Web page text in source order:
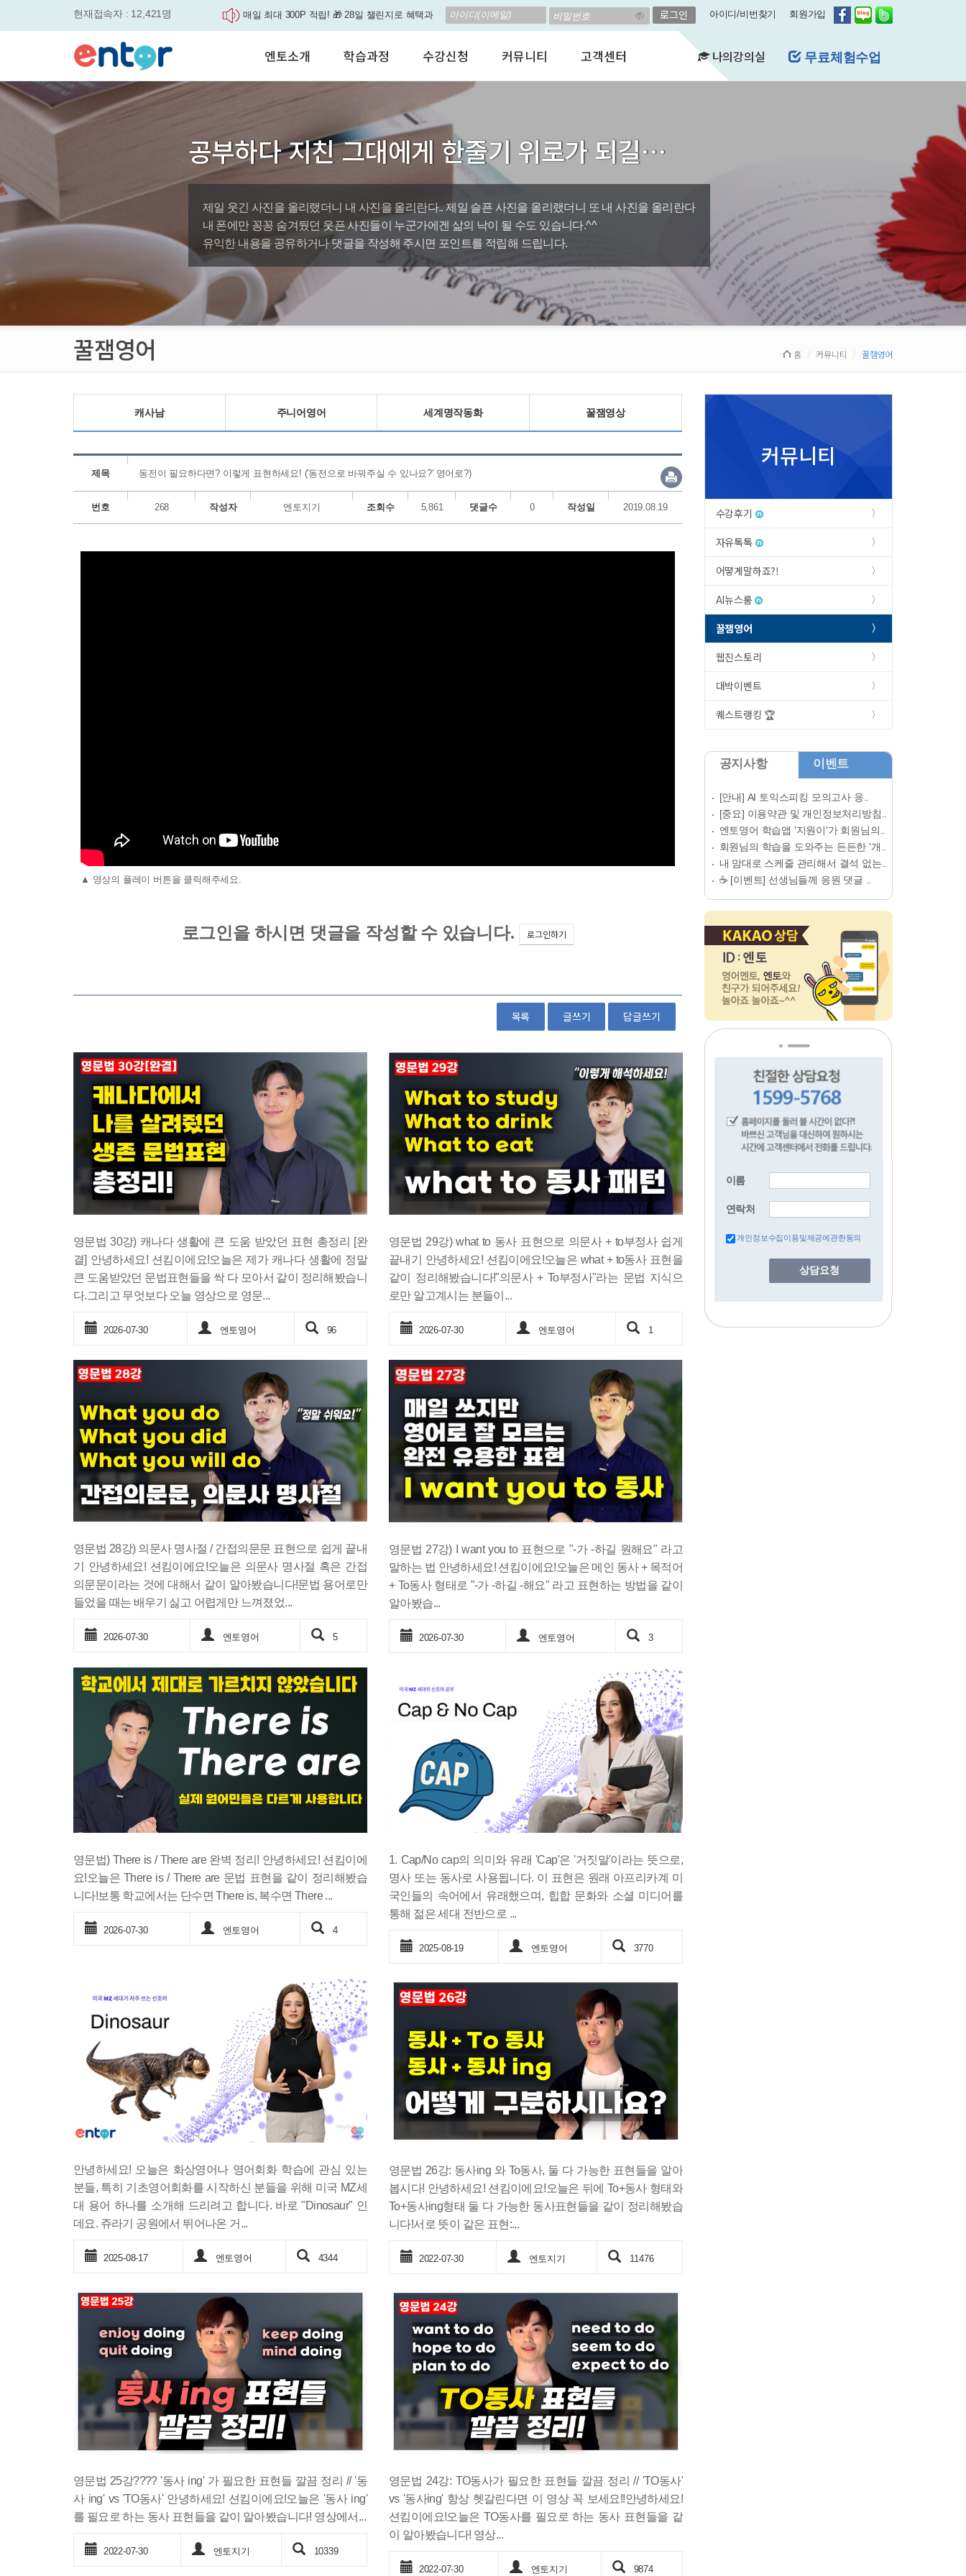
현재접속자 : 12,421명
매일 최대 300P 적립! 🎁 28일 챌린지로 혜택과
실력을 동시에 잡으세요
영자신문이 개인 맞춤형 뉴스로 놀랍게 개편 되
엔토영어 학습앱 '지원이'가 회원님의 개인비서
로 다시 태어났습니다.
🎉 세상에 단 하나뿐인 나의 첫 영문 저서 무료,
'Story Me' 오픈이벤트
아이디/비번찾기 회원가입
학습도우미 G1
서비스안내
회사소개
성인영어회화
비즈니스영어
인터뷰영어
수업교재안내
수강료안내
자율수강신청
AI 수강신청
그룹수업신청
AI뉴스룸
대박이벤트
퀘스트랭킹 🏆
멤버쉽 안내
영어첨삭
쿠폰관리
결제내역
엔토소개 학습과정 수강신청 커뮤니티 고객센터 나의강의실 레벨평가신청
공부하다 지친 그대에게 한줄기 위로가 되길…
제일 웃긴 사진을 올리랬더니 내 사진을 올리란다.. 제일 슬픈 사진을 올리랬더니 또 내 사진을 올리란다
내 폰에만 꽁꽁 숨겨뒀던 웃픈 사진들이 누군가에겐 삶의 낙이 될 수도 있습니다.^^
유익한 내용을 공유하거나 댓글을 작성해 주시면 포인트를 적립해 드립니다.
꿀잼영어 홈 커뮤니티 꿀잼영어
캐사남 주니어영어 세계명작동화 꿀잼영상
제목 동전이 필요하다면? 이렇게 표현하세요! ('동전으로 바꿔주실 수 있나요?' 영어로?)
번호 268 작성자 엔토지기 조회수 5,861 댓글수 0 작성일 2019.08.19
▲ 영상의 플레이 버튼을 클릭해주세요.
목록 글쓰기 답글쓰기
커뮤니티
수강후기
자유톡톡
어떻게말하죠?!
AI뉴스룸
꿀잼영어
웹진스토리
대박이벤트
퀘스트랭킹 🏆
공지사항 이벤트
[안내] AI 토익스피킹 모의고사 응..
[중요] 이용약관 및 개인정보처리방침..
엔토영어 학습앱 '지원이'가 회원님의..
회원님의 학습을 도와주는 든든한 '개..
내 맘대로 스케줄 관리해서 결석 없는..
☕ [이벤트] 선생님들께 응원 댓글 ..
이름
연락처
개인정보수집이용및제공에관한동의
상담요청